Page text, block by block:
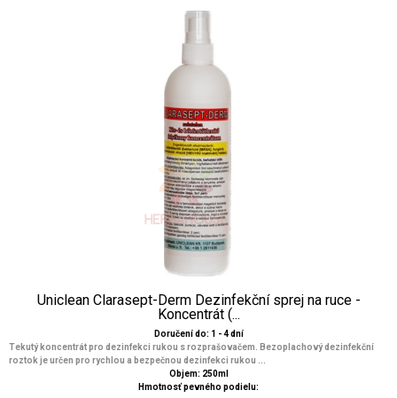
Uniclean Clarasept-Derm Dezinfekční sprej na ruce -
Koncentrát (...
Doručení do: 1 - 4 dní
Tekutý koncentrát pro dezinfekci rukou s rozprašovačem. Bezoplachový dezinfekční
roztok je určen pro rychlou a bezpečnou dezinfekci rukou ...
Objem: 250ml
Hmotnosť pevného podielu: